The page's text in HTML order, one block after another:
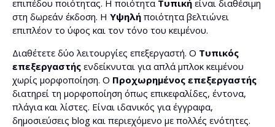
Δημιουργία meta περιγραφής
επιπέδου ποιότητας. Η ποιότητα Τυπική είναι διαθέσιμη
στη δωρεάν έκδοση. Η Υψηλή ποιότητα βελτιώνει
επιπλέον το ύφος και τον τόνο του κειμένου.
Διαθέτετε δύο λειτουργίες επεξεργαστή. Ο Τυπικός
επεξεργαστής ενδείκνυται για απλά μπλοκ κειμένου
χωρίς μορφοποίηση. Ο Προχωρημένος επεξεργαστής
διατηρεί τη μορφοποίηση όπως επικεφαλίδες, έντονα,
πλάγια και λίστες. Είναι ιδανικός για έγγραφα,
δημοσιεύσεις blog και περιεχόμενο με πολλές ενότητες.